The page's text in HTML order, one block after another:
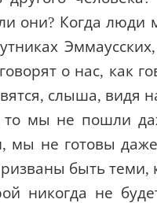
они? Когда
о нас, как
слыша, видя
то мы не пошли
мы не готовы
быть теми,
никогда не